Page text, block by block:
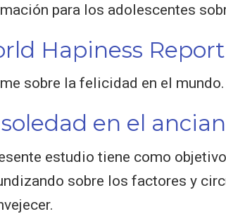
para los adolescentes
Hapiness Report
sobre la felicidad en el mundo.
en el
estudio tiene como
sobre los factores y